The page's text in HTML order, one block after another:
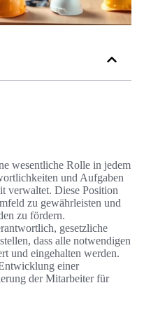
wesentliche Rolle in jedem
und Aufgaben
verwaltet. Diese Position
zu gewährleisten und
zu fördern.
gesetzliche
dass alle notwendigen
und eingehalten werden.
einer
der Mitarbeiter für